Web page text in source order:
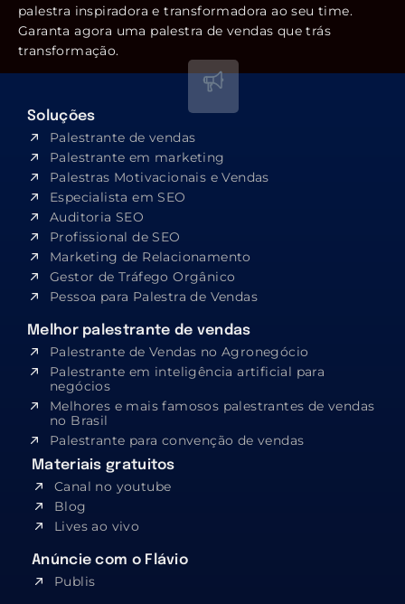
palestra inspiradora e transformadora ao seu time.
Garanta agora uma palestra de vendas que trás
transformação.
Soluções
Palestrante de vendas
Palestrante em marketing
Palestras Motivacionais e Vendas
Especialista em SEO​
Auditoria SEO
Profissional de SEO
Marketing de Relacionamento
Gestor de Tráfego Orgânico
Pessoa para Palestra de Vendas
Melhor palestrante de vendas
Palestrante de Vendas no Agronegócio
Palestrante em inteligência artificial para
negócios
Melhores e mais famosos palestrantes de vendas
no Brasil
Palestrante para convenção de vendas
Materiais gratuitos
Canal no youtube
Blog
Lives ao vivo
Anúncie com o Flávio
Publis